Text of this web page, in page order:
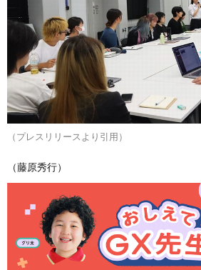
（プレスリリースより引用）
（藤原秀行）